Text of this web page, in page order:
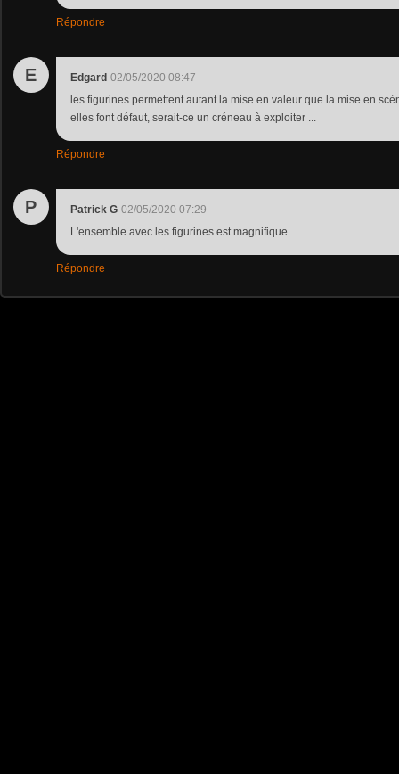
Répondre
E Edgard 02/05/2020 08:47
les figurines permettent autant la mise en valeur que la mise en
elles font défaut, serait-ce un créneau à exploiter ...
Répondre
P Patrick G 02/05/2020 07:29
L'ensemble avec les figurines est magnifique.
Répondre